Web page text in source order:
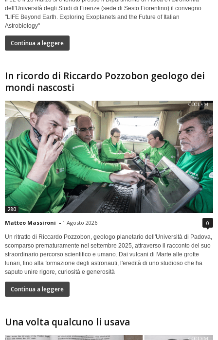
dell'Università degli Studi di Firenze (sede di Sesto Fiorentino) il convegno
"LIFE Beyond Earth. Exploring Exoplanets and the Future of Italian
Astrobiology"
Continua a leggere
In ricordo di Riccardo Pozzobon geologo dei
mondi nascosti
280
Matteo Massironi - 1 Agosto 2026 0
Un ritratto di Riccardo Pozzobon, geologo planetario dell'Università di Padova,
scomparso prematuramente nel settembre 2025, attraverso il racconto del suo
straordinario percorso scientifico e umano. Dai vulcani di Marte alle grotte
lunari, fino alla formazione degli astronauti, l'eredità di uno studioso che ha
saputo unire rigore, curiosità e generosità
Continua a leggere
Una volta qualcuno li usava